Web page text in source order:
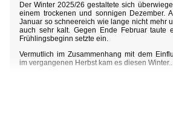
Der Winter 2025/26 gestaltete sich
einem trockenen und sonnigen Dezember.
Januar so schneereich wie lange nicht mehr
auch sehr kalt. Gegen Ende Februar taute
Frühlingsbeginn setzte ein.
Vermutlich im Zusammenhang mit dem
im vergangenen Herbst kam es diesen